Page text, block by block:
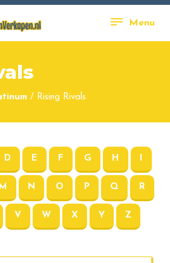
Menu
/ Rising Rivals
D E F G H I
M N O P Q R
V W X Y Z